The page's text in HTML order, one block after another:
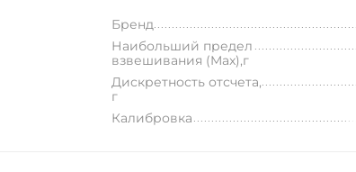
Бренд
Наибольший предел
взвешивания (Max),г
Дискретность отсчета,
г
Калибровка